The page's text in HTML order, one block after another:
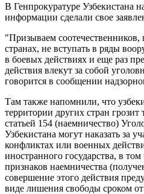
В Генпрокуратуре Узбекистана
информации сделали свое
"Призываем
странах, не вступать в ряды
в боевых действиях и еще раз
действия влекут за собой
говорится в сообщении
Там также напомнили, что
территории других стран
статьей 154 (наемничество)
Узбекистана могут наказать за
конфликтах или военных
иностранного государства, в
признаков наемничества
совершение этого действия
виде лишения свободы сроком от